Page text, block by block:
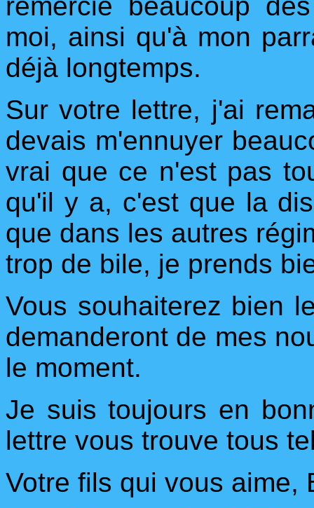
moi, ainsi qu'à mon
déjà longtemps.
Sur votre lettre, j'ai
devais m'ennuyer
vrai que ce n'est pas
qu'il y a, c'est que la
que dans les autres
trop de bile, je prends
Vous souhaiterez bien
demanderont de mes
le moment.
Je suis toujours en
lettre vous trouve tous
Votre fils qui vous aime,